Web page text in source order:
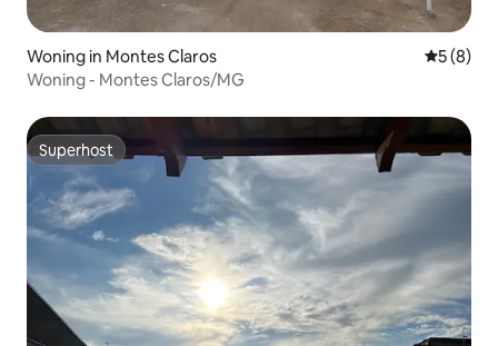
Woning in Montes Claros
5 (8)
Woning - Montes Claros/MG
Superhost
Superhost